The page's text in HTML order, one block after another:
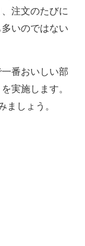
注文のたびに
いのではない
番おいしい部
実施します。
ましょう。